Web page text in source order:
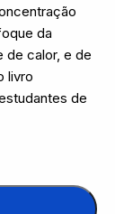
da
de calor, e de
livro
de